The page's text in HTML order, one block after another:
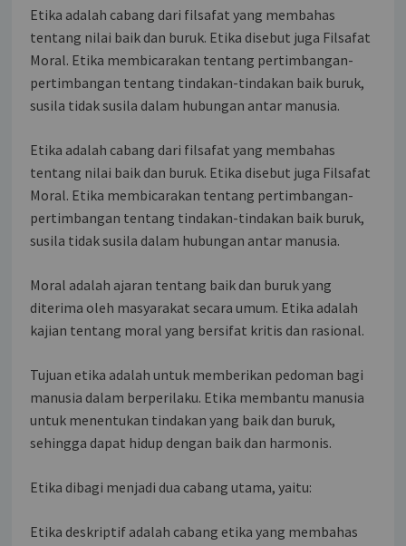
Etika adalah cabang dari filsafat yang membahas
tentang nilai baik dan buruk. Etika disebut juga Filsafat
Moral. Etika membicarakan tentang pertimbangan-
pertimbangan tentang tindakan-tindakan baik buruk,
susila tidak susila dalam hubungan antar manusia.
Etika adalah cabang dari filsafat yang membahas
tentang nilai baik dan buruk. Etika disebut juga Filsafat
Moral. Etika membicarakan tentang pertimbangan-
pertimbangan tentang tindakan-tindakan baik buruk,
susila tidak susila dalam hubungan antar manusia.
Moral adalah ajaran tentang baik dan buruk yang
diterima oleh masyarakat secara umum. Etika adalah
kajian tentang moral yang bersifat kritis dan rasional.
Tujuan etika adalah untuk memberikan pedoman bagi
manusia dalam berperilaku. Etika membantu manusia
untuk menentukan tindakan yang baik dan buruk,
sehingga dapat hidup dengan baik dan harmonis.
Etika dibagi menjadi dua cabang utama, yaitu:
Etika deskriptif adalah cabang etika yang membahas